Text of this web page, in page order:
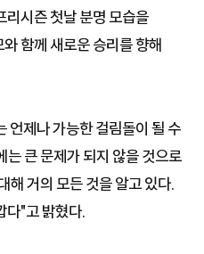
리시즌 첫날 분명 모습을
함께 새로운 승리를 향해
언제나 가능한 걸림돌이 될 수
는 큰 문제가 되지 않을 것으로
해 거의 모든 것을 알고 있다.
다"고 밝혔다.